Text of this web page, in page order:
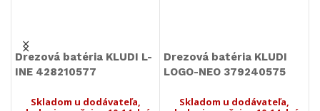
L-
Drezová batéria KLUDI
LOGO-NEO 379240575
Skladom u dodávateľa,
Drezová batéria
OBJEKTA
Skladom u